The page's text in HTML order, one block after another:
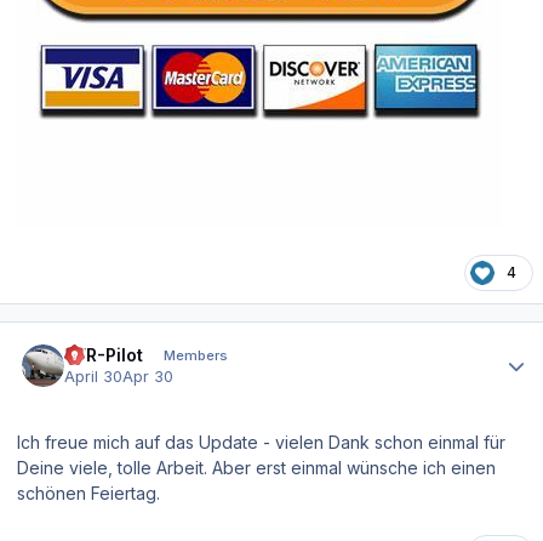
4
VFR-Pilot Members
April 30Apr 30
Ich freue mich auf das Update - vielen Dank schon einmal für
Deine viele, tolle Arbeit. Aber erst einmal wünsche ich einen
schönen Feiertag.